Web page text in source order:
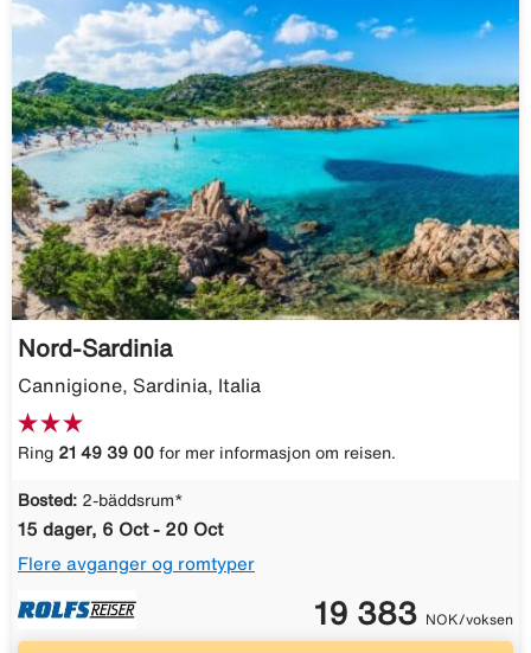
Nord-Sardinia
Cannigione, Sardinia, Italia
Ring 21 49 39 00 for mer informasjon om reisen.
Bosted: 2-bäddsrum*
15 dager, 6 Oct - 20 Oct
Flere avganger og romtyper
19 383 NOK/voksen